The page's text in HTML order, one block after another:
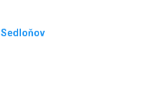
Sedloňov